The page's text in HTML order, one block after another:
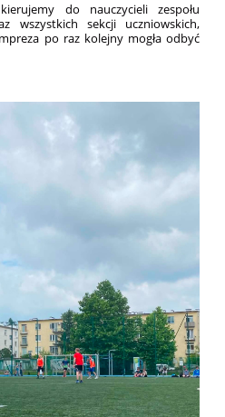
do nauczycieli zespołu
wszystkich sekcji uczniowskich,
po raz kolejny mogła odbyć